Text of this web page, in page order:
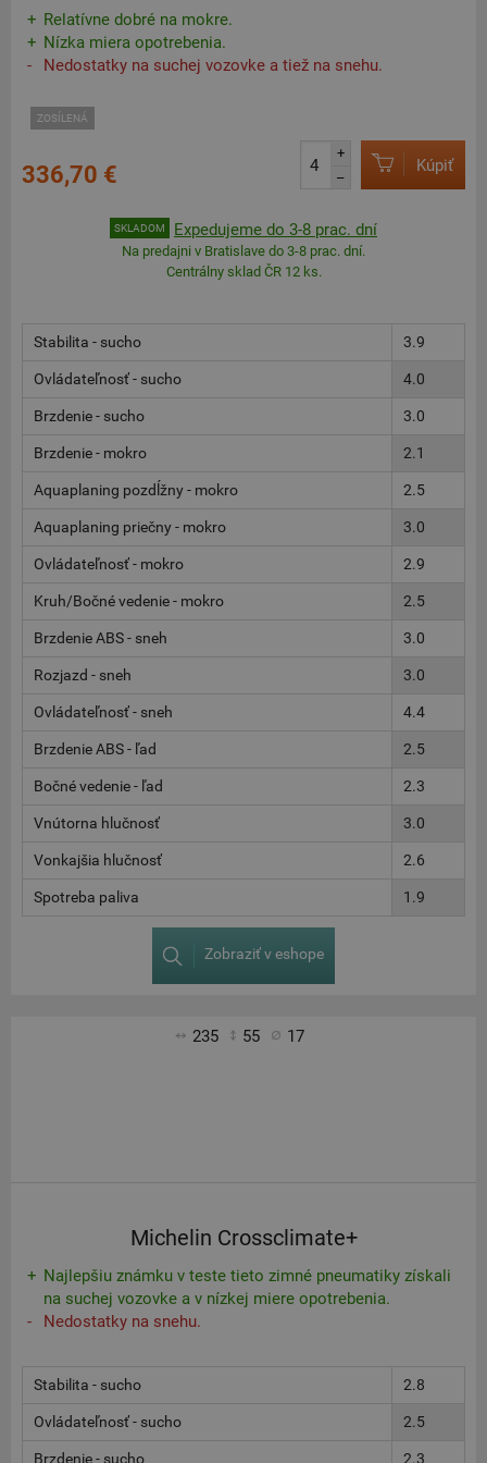
Relatívne dobré na mokre.
Nízka miera opotrebenia.
Nedostatky na suchej vozovke a tiež na snehu.
ZOSÍLENÁ
336,70 €
+
–
Kúpiť
SKLADOM Expedujeme do 3-8 prac. dní
Na predajni v Bratislave do 3-8 prac. dní.
Centrálny sklad ČR 12 ks.
Stabilita - sucho 3.9
Ovládateľnosť - sucho 4.0
Brzdenie - sucho 3.0
Brzdenie - mokro 2.1
Aquaplaning pozdĺžny - mokro 2.5
Aquaplaning priečny - mokro 3.0
Ovládateľnosť - mokro 2.9
Kruh/Bočné vedenie - mokro 2.5
Brzdenie ABS - sneh 3.0
Rozjazd - sneh 3.0
Ovládateľnosť - sneh 4.4
Brzdenie ABS - ľad 2.5
Bočné vedenie - ľad 2.3
Vnútorna hlučnosť 3.0
Vonkajšia hlučnosť 2.6
Spotreba paliva 1.9
Zobraziť v eshope
235 55 17
Michelin Crossclimate+
Najlepšiu známku v teste tieto zimné pneumatiky získali
na suchej vozovke a v nízkej miere opotrebenia.
Nedostatky na snehu.
Stabilita - sucho 2.8
Ovládateľnosť - sucho 2.5
Brzdenie - sucho 2.3